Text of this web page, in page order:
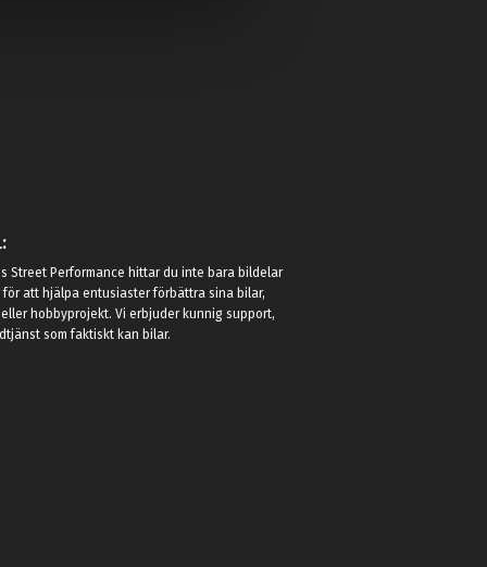
Street Performance hittar du inte bara bildelar
att hjälpa entusiaster förbättra sina bilar,
hobbyprojekt. Vi erbjuder kunnig support,
som faktiskt kan bilar.